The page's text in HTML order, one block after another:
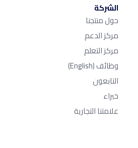
الشركة
حول منتجنا
مركز الدعم
مركز التعلم
وظائف(English)
التابعون
خبراء
علامتنا التجارية